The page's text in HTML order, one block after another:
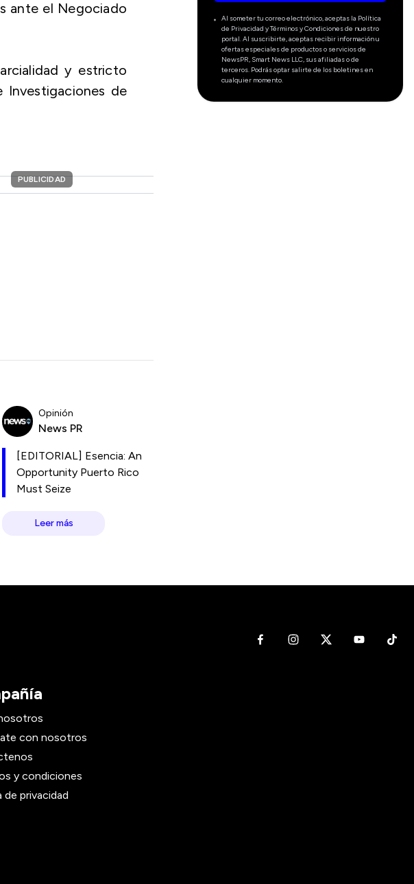
ante el Negociado
y estricto
de
PUBLICIDAD
Opinión
News PR
[EDITORIAL] Esencia: An
Opportunity Puerto Rico
Must Seize
Leer más
Al someter tu correo electrónico, aceptas la Política
de Privacidad y Términos y Condiciones de nuestro
portal. Al suscribirte, aceptas recibir información u
ofertas especiales de productos o servicios de
NewsPR, Smart News LLC, sus afiliadas o de
terceros. Podrás optar salirte de los boletines en
cualquier momento.
con nosotros
y condiciones
de privacidad